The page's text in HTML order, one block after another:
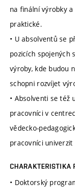
na finální výrobky
praktické.
• U absolventů se
pozicích spojených
výroby, kde budou
schopni rozvíjet
• Absolventi se též
pracovníci v
vědecko-
pracovníci
CHARAKTERISTIKA
• Doktorský